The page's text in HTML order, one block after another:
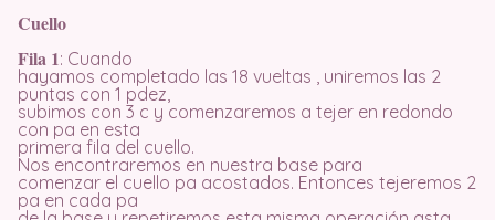
Cuello
Fila 1: Cuando
hayamos completado las 18 vueltas , uniremos las 2
puntas con 1 pdez,
subimos con 3 c y comenzaremos a tejer en redondo
con pa en esta
primera fila del cuello.
Nos encontraremos en nuestra base para
comenzar el cuello pa acostados. Entonces tejeremos 2
pa en cada pa